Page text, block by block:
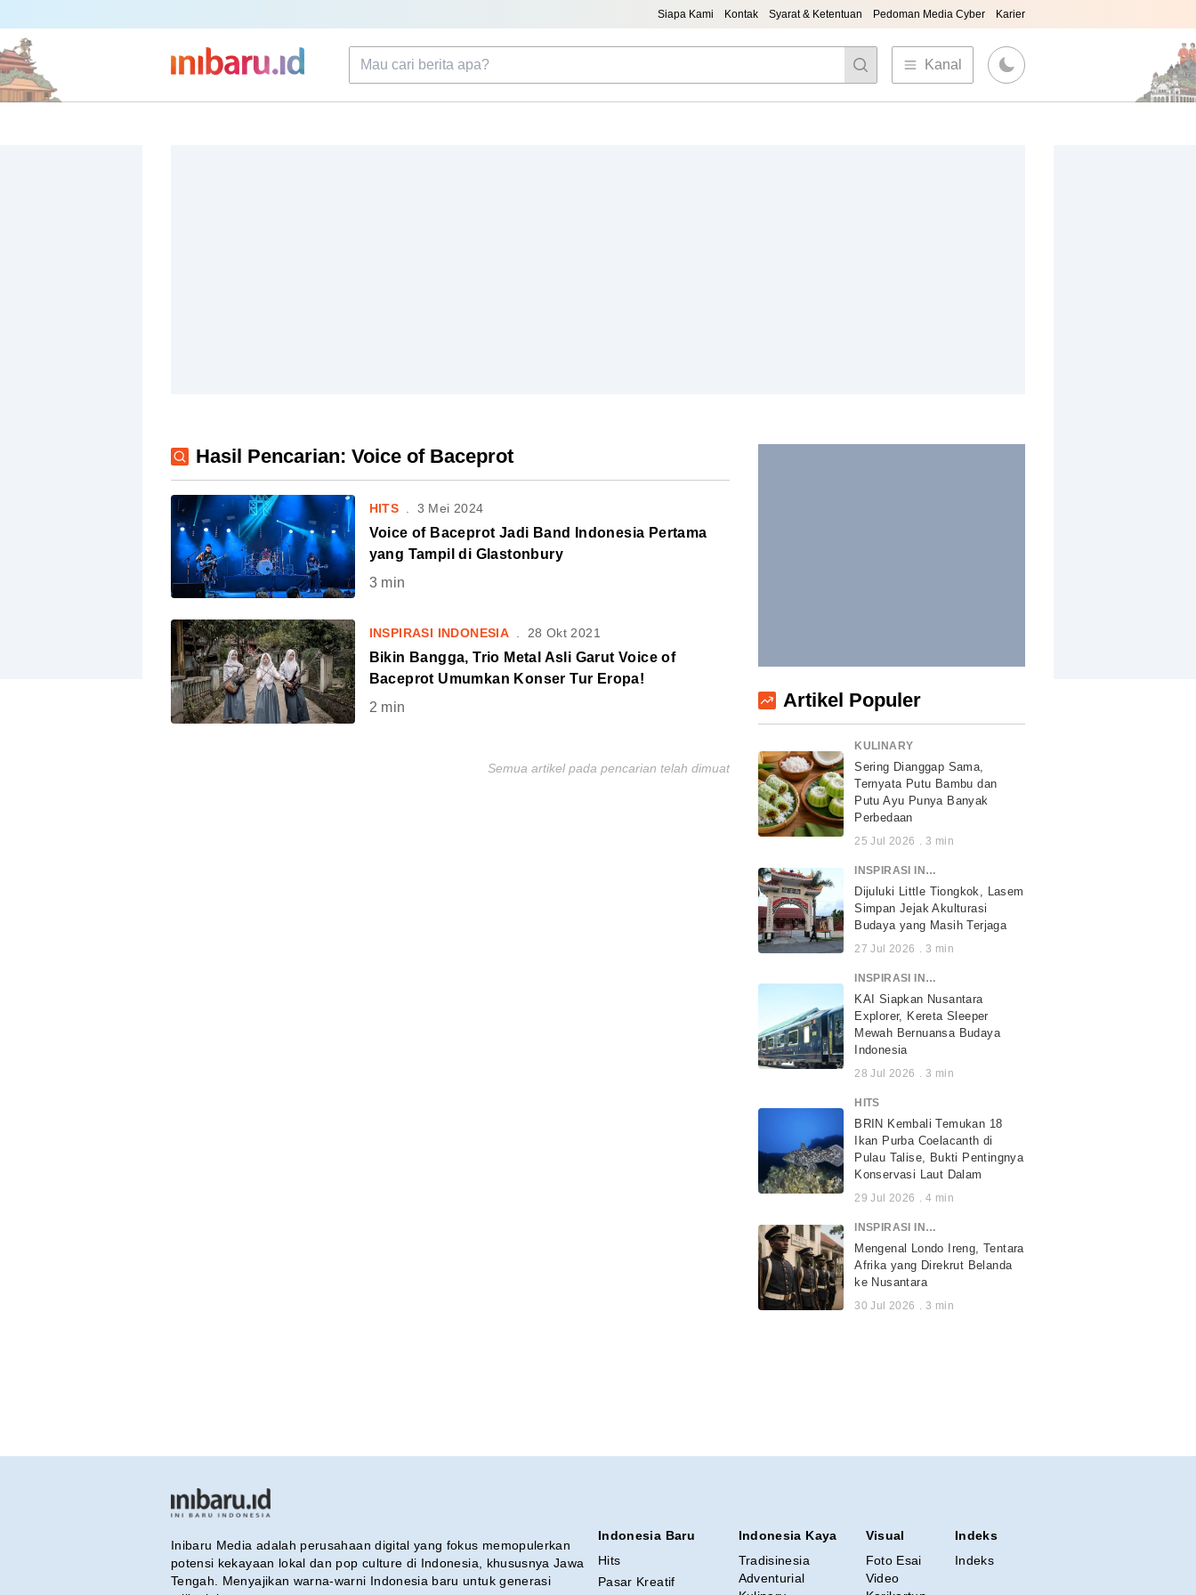
Siapa Kami Kontak Syarat & Ketentuan Pedoman Media Cyber Karier
Kanal
Hasil Pencarian: Voice of Baceprot
HITS 3 Mei 2024
Voice of Baceprot Jadi Band Indonesia Pertama
yang Tampil di Glastonbury
3min
INSPIRASI INDONESIA . 28 Okt 2021
Bikin Bangga, Trio Metal Asli Garut Voice of
Baceprot Umumkan Konser Tur Eropa!
2 min
Semua artikel pada pencarian telah dimuat
Artikel Populer
KULINARY
Sering Dianggap Sama,
Ternyata Putu Bambu dan
Putu Ayu Punya Banyak
Perbedaan
25 Jul 2026 . 3 min
INSPIRASI INDONESIA
Dijuluki Little Tiongkok, Lasem
Simpan Jejak Akulturasi
Budaya yang Masih Terjaga
27 Jul 2026 . 3 min
INSPIRASI INDONESIA
KAI Siapkan Nusantara
Explorer, Kereta Sleeper
Mewah Bernuansa Budaya
Indonesia
28 Jul 2026 . 3 min
HITS
BRIN Kembali Temukan 18
Ikan Purba Coelacanth di
Pulau Talise, Bukti Pentingnya
Konservasi Laut Dalam
29 Jul 2026 . 4 min
INSPIRASI INDONESIA
Mengenal Londo Ireng, Tentara
Afrika yang Direkrut Belanda
ke Nusantara
30 Jul 2026 . 3 min
Inibaru Media adalah perusahaan digital yang fokus memopulerkan
potensi kekayaan lokal dan pop culture di Indonesia, khususnya Jawa
Tengah. Menyajikan warna-warni Indonesia baru untuk generasi
Indonesia Baru
Hits
Pasar Kreatif
Indonesia Kaya
Tradisinesia
Adventurial
Visual
Foto Esai
Video
Indeks
Indeks